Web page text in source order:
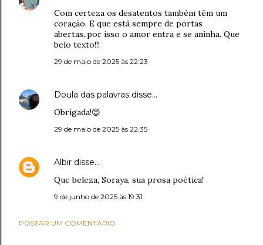
Com certeza os desatentos também têm um
coração. E que está sempre de portas
abertas,.por isso o amor entra e se aninha. Que
belo texto!!!
29 de maio de 2025 às 22:23
Doula das palavras disse…
Obrigada!😊
29 de maio de 2025 às 22:35
Albir disse…
Que beleza, Soraya, sua prosa poética!
9 de junho de 2025 às 19:31
POSTAR UM COMENTÁRIO